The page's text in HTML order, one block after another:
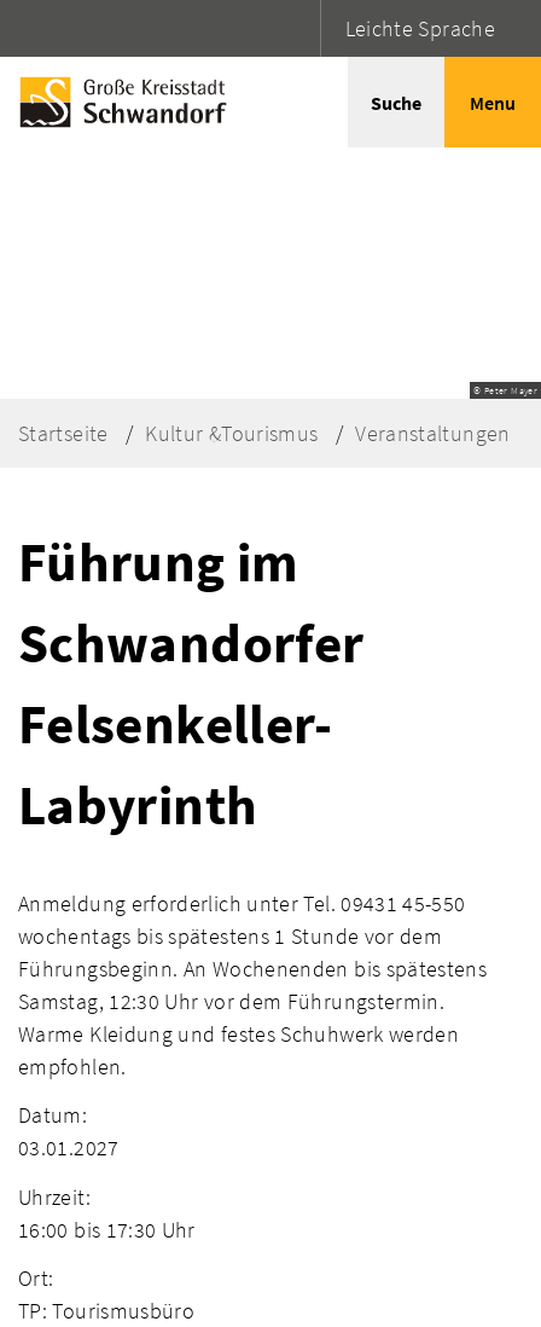
Leichte Sprache
Suche Menu
© Peter Mayer
Startseite Kultur &Tourismus Veranstaltungen
Führung im
Schwandorfer
Felsenkeller-
Labyrinth
Anmeldung erforderlich unter Tel. 09431 45-550
wochentags bis spätestens 1 Stunde vor dem
Führungsbeginn. An Wochenenden bis spätestens
Samstag, 12:30 Uhr vor dem Führungstermin.
Warme Kleidung und festes Schuhwerk werden
empfohlen.
Datum:
03.01.2027
Uhrzeit:
16:00 bis 17:30 Uhr
Ort:
TP: Tourismusbüro